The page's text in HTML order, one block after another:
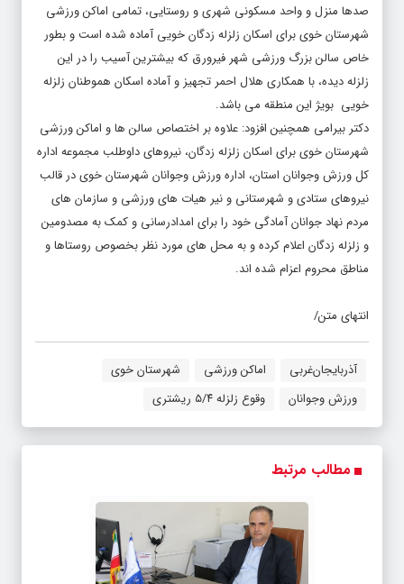
صدها منزل و واحد مسکونی شهری و روستایی، تمامی اماکن ورزشی
شهرستان خوی برای اسکان زلزله زدگان خویی آماده شده است و بطور
خاص سالن بزرگ ورزشی شهر فیرورق که بیشترین آسیب را در این
زلزله دیده، با همکاری هلال احمر تجهیز و آماده اسکان هموطنان زلزله
خویی بویژ این منطقه می باشد.
دکتر بیرامی همچنین افزود: علاوه بر اختصاص سالن ها و اماکن ورزشی
شهرستان خوی برای اسکان زلزله زدگان، نیروهای داوطلب مجموعه اداره
کل ورزش وجوانان استان، اداره ورزش وجوانان شهرستان خوی در قالب
نیروهای ستادی و شهرستانی و نیر هیات های ورزشی و سازمان های
مردم نهاد جوانان آمادگی خود را برای امدادرسانی و کمک به مصدومین
و زلزله زدگان اعلام کرده و به محل های مورد نظر بخصوص روستاها و
مناطق محروم اعزام شده اند.
انتهای متن/
آذربایجان‌غربی اماکن ورزشی
شهرستان خوی
ورزش وجوانان
وقوع زلزله ۵/۴ ریشتری
مطالب مرتبط